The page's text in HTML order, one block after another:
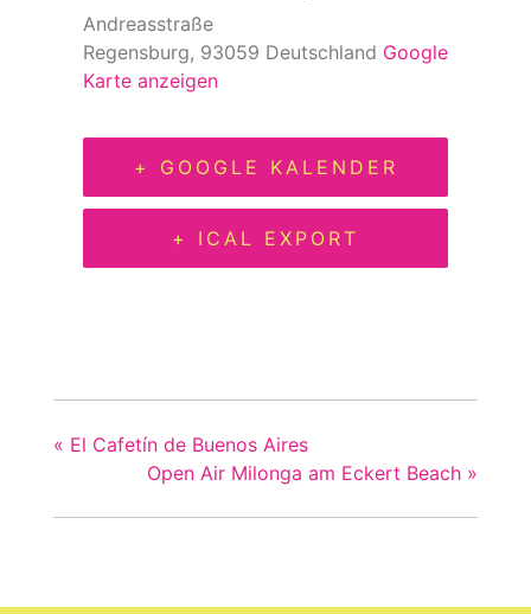
Andreasstraße
Regensburg, 93059 Deutschland Google
Karte anzeigen
+ GOOGLE KALENDER
+ ICAL EXPORT
« El Cafetín de Buenos Aires
Open Air Milonga am Eckert Beach »